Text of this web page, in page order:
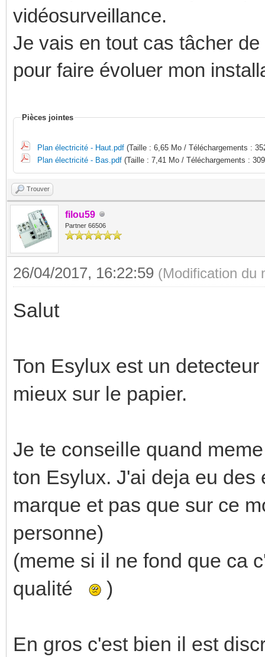
vidéosurveillance.
Je vais en tout cas tâcher
pour faire évoluer mon
Pièces jointes
Plan électricité - Haut.pdf (Taille : 6,65 Mo / Téléchargements :
Plan électricité - Bas.pdf (Taille : 7,41 Mo / Téléchargements :
Trouver
filou59
Partner 66506
26/04/2017, 16:22:59 (Modification du
Salut
Ton Esylux est un
mieux sur le papier.
Je te conseille quand
ton Esylux. J'ai deja eu des
marque et pas que sur ce
personne)
(meme si il ne fond que ca
qualité
)
En gros c'est bien il est